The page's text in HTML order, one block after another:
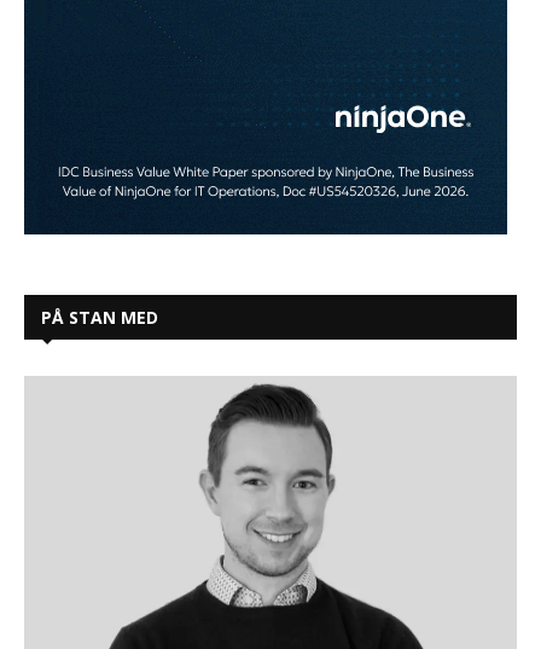
PÅ STAN MED